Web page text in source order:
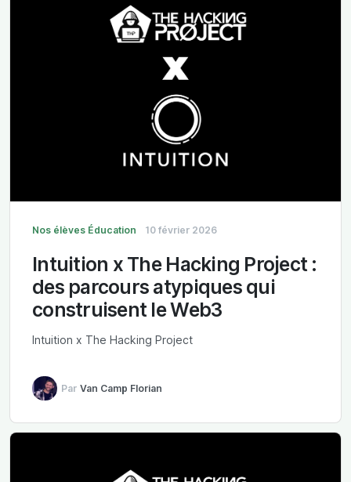
Nos élèves Éducation 10 février 2026
Intuition x The Hacking Project :
des parcours atypiques qui
construisent le Web3
Intuition x The Hacking Project
Par Van Camp Florian